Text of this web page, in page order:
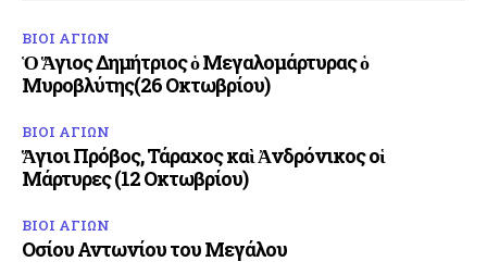
ΒΙΟΙ ΑΓΙΩΝ
Ὁ Ἅγιος Δημήτριος ὁ Μεγαλομάρτυρας ὁ
Μυροβλύτης(26 Οκτωβρίου)
ΒΙΟΙ ΑΓΙΩΝ
Ἅγιοι Πρόβος, Τάραχος καὶ Ἀνδρόνικος οἱ
Μάρτυρες (12 Οκτωβρίου)
ΒΙΟΙ ΑΓΙΩΝ
Οσίου Αντωνίου του Μεγάλου